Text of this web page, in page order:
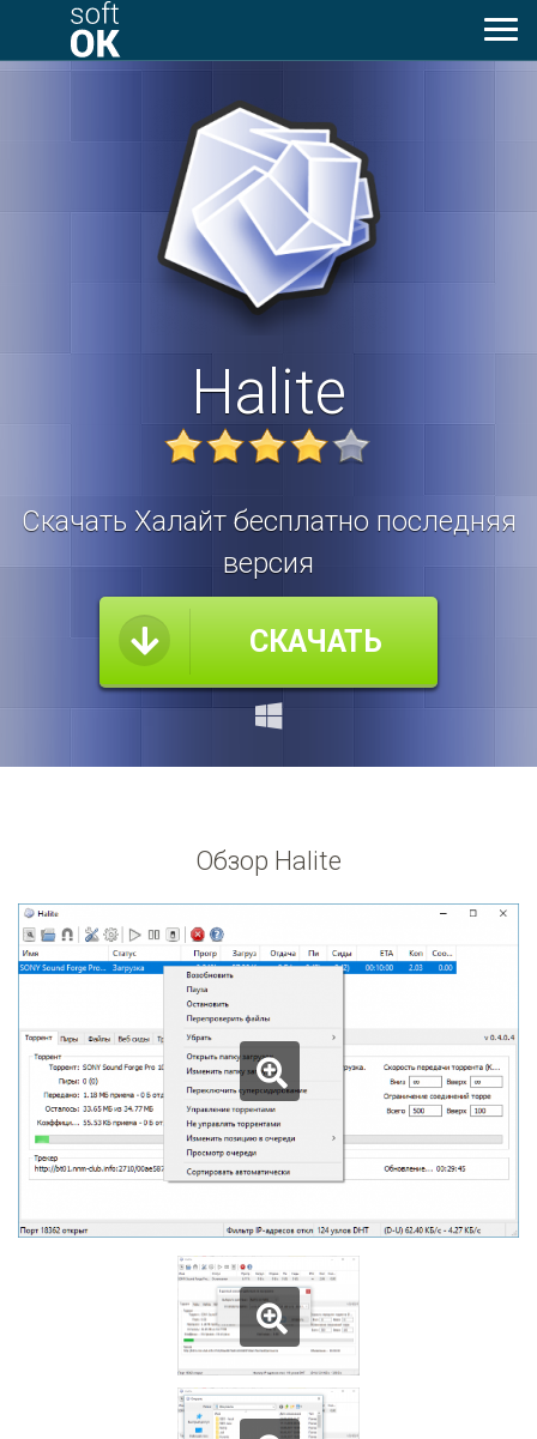
Halite
Скачать Халайт бесплатно последняя
версия
СКАЧАТЬ
Обзор Halite